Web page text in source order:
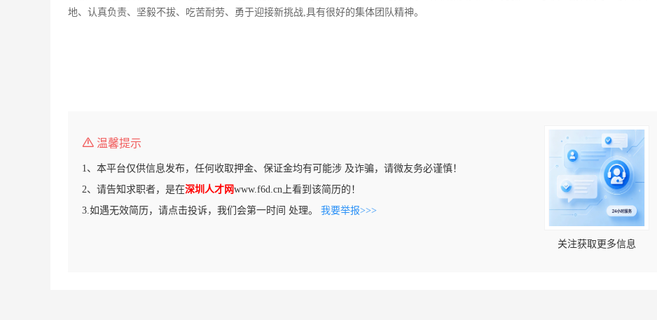
地、认真负责、坚毅不拔、吃苦耐劳、勇于迎接新挑战,具有很好的集体团队精神。
温馨提示
1、本平台仅供信息发布，任何收取押金、保证金均有可能涉 及诈骗，请微友务必谨慎！
2、请告知求职者，是在深圳人才网www.f6d.cn上看到该简历的！
3.如遇无效简历，请点击投诉，我们会第一时间 处理。 我要举报>>>
关注获取更多信息